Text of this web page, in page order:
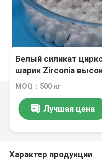
Белый силикат
шарик Zirconia
керамический
MOQ：500 кг
Лучшая цена
Характер продукции